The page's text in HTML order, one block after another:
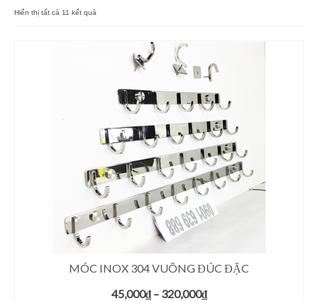
Giá Kệ Inox 304 Bếp Kính
Kệ Góc Inox 304 La
Kệ Inox 304 Bình Nước La
Phụ Kiện Nhà Bếp Khác
Phụ Kiện Phòng Tắm Khác
Giá Kệ Inox 304 Có Khay
Giá Kệ Inox 304 Mờ
Hiển thị tất cả 11 kết quả
MÓC INOX 304 VUÔNG ĐÚC ĐẶC
45,000₫– 320,000₫